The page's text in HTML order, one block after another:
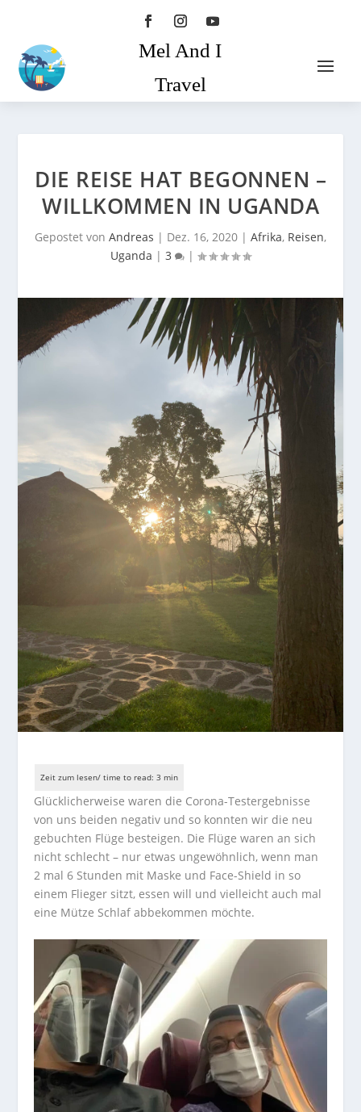
Mel And I
Travel
DIE REISE HAT BEGONNEN –
WILLKOMMEN IN UGANDA
Gepostet von Andreas | Dez. 16, 2020 | Afrika, Reisen,
Uganda | 3 |
Glücklicherweise waren die Corona-Testergebnisse
von uns beiden negativ und so konnten wir die neu
gebuchten Flüge besteigen. Die Flüge waren an sich
nicht schlecht – nur etwas ungewöhnlich, wenn man
2 mal 6 Stunden mit Maske und Face-Shield in so
einem Flieger sitzt, essen will und vielleicht auch mal
eine Mütze Schlaf abbekommen möchte.